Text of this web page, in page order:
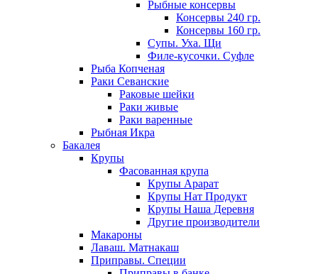
Рыбные консервы
Консервы 240 гр.
Консервы 160 гр.
Супы. Уха. Щи
Филе-кусочки. Суфле
Рыба Копченая
Раки Севанские
Раковые шейки
Раки живые
Раки варенные
Рыбная Икра
Бакалея
Крупы
Фасованная крупа
Крупы Арарат
Крупы Нат Продукт
Крупы Наша Деревня
Другие производители
Макароны
Лаваш. Матнакаш
Приправы. Специи